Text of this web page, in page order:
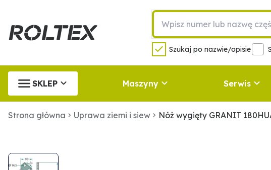
Szukaj po nazwie/opisie
SKLEP Maszyny Serwis
Strona główna Uprawa ziemi i siew Nóż wygięty GRANIT